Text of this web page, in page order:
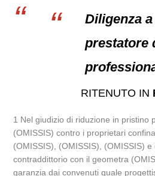
Diligenza
prestatore
RITENUTO IN
1 Nel giudizio di riduzione in pristino
(OMISSIS) contro i proprietari
(OMISSIS), (OMISSIS), (OMISSIS) e
contraddittorio con il geometra
garanzia dai convenuti quale